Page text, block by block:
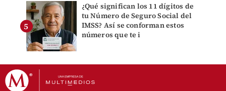
¿Qué significan los 11 dígitos de
tu Número de Seguro Social del
IMSS? Así se conforman estos
números que te i